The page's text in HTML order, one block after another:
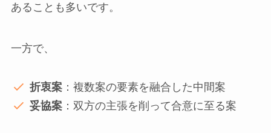
あることも多いです。
一方で、
折衷案 ：複数案の要素を融合した中間案
妥協案 ：双方の主張を削って合意に至る案